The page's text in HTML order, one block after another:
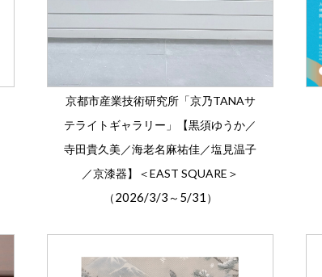
京都市産業技術研究所「京乃TANAサ
テライトギャラリー」【黒須ゆうか／
寺田貴久美／海老名麻祐佳／塩見温子
／京漆器】＜EAST SQUARE＞
（2026/3/3 ～ 5/31 ）